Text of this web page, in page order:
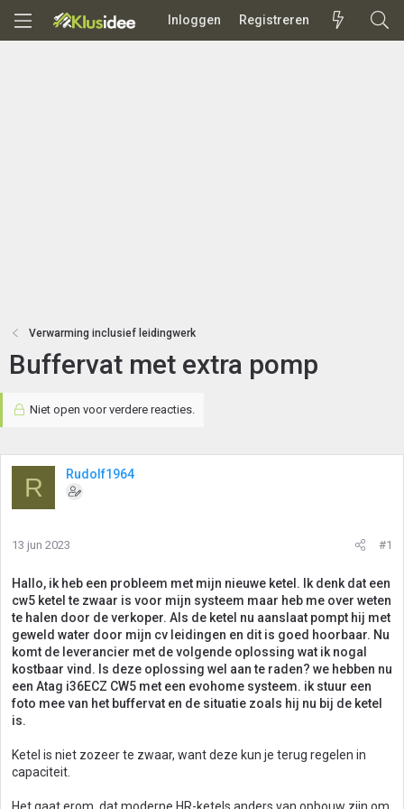
Inloggen Registreren
Verwarming inclusief leidingwerk
Buffervat met extra pomp
Niet open voor verdere reacties.
R Rudolf1964
13 jun 2023 #1
Hallo, ik heb een probleem met mijn nieuwe ketel. Ik denk dat een
cw5 ketel te zwaar is voor mijn systeem maar heb me over weten
te halen door de verkoper. Als de ketel nu aanslaat pompt hij met
geweld water door mijn cv leidingen en dit is goed hoorbaar. Nu
komt de leverancier met de volgende oplossing wat ik nogal
kostbaar vind. Is deze oplossing wel aan te raden? we hebben nu
een Atag i36ECZ CW5 met een evohome systeem. ik stuur een
foto mee van het buffervat en de situatie zoals hij nu bij de ketel
is.
Ketel is niet zozeer te zwaar, want deze kun je terug regelen in
capaciteit.